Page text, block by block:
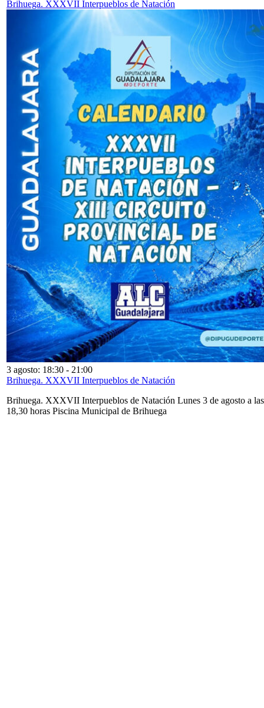
Brihuega. XXXVII Interpueblos de Natación
3 agosto: 18:30 - 21:00
Brihuega. XXXVII Interpueblos de Natación
Brihuega. XXXVII Interpueblos de Natación Lunes 3 de agosto a las
18,30 horas Piscina Municipal de Brihuega